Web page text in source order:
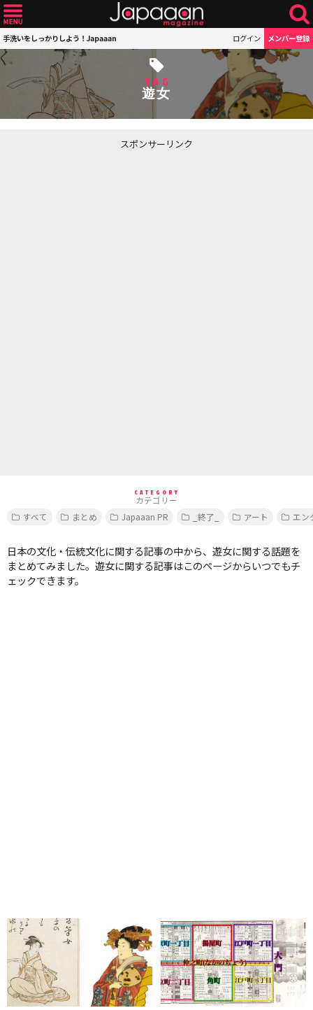
手洗いをしっかりしよう！Japaaan ログイン メンバー登録
TAG
遊女
スポンサーリンク
CATEGORY
カテゴリー
すべて
まとめ Japaaan PR _終了_ アート エン
日本の文化・伝統文化に関する記事の中から、遊女に関する話題を
まとめてみました。遊女に関する記事はこのページからいつでもチ
ェックできます。